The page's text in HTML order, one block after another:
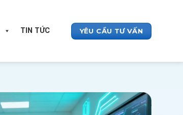
TIN TỨC YÊU CẦU TƯ VẤN